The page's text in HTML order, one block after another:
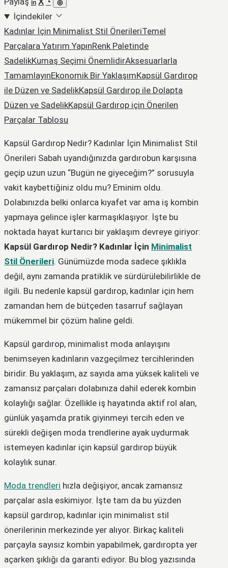
İçindekiler
Kadınlar İçin Minimalist Stil ÖnerileriTemel
Parçalara Yatırım YapınRenk Paletinde
SadelikKumaş Seçimi ÖnemlidirAksesuarlarla
TamamlayınEkonomik Bir YaklaşımKapsül Gardırop
ile Düzen ve SadelikKapsül Gardırop ile Dolapta
Düzen ve SadelikKapsül Gardırop için Önerilen
Parçalar Tablosu
Kapsül Gardırop Nedir? Kadınlar İçin Minimalist Stil
Önerileri Sabah uyandığınızda gardırobun karşısına
geçip uzun uzun “Bugün ne giyeceğim?” sorusuyla
vakit kaybettiğiniz oldu mu? Eminim oldu.
Dolabınızda belki onlarca kıyafet var ama iş kombin
yapmaya gelince işler karmaşıklaşıyor. İşte bu
noktada hayat kurtarıcı bir yaklaşım devreye giriyor:
Kapsül Gardırop Nedir? Kadınlar İçin Minimalist
Stil Önerileri. Günümüzde moda sadece şıklıkla
değil, aynı zamanda pratiklik ve sürdürülebilirlikle de
ilgili. Bu nedenle kapsül gardırop, kadınlar için hem
zamandan hem de bütçeden tasarruf sağlayan
mükemmel bir çözüm haline geldi.
Kapsül gardırop, minimalist moda anlayışını
benimseyen kadınların vazgeçilmez tercihlerinden
biridir. Bu yaklaşım, az sayıda ama yüksek kaliteli ve
zamansız parçaları dolabınıza dahil ederek kombin
kolaylığı sağlar. Özellikle iş hayatında aktif rol alan,
günlük yaşamda pratik giyinmeyi tercih eden ve
sürekli değişen moda trendlerine ayak uydurmak
istemeyen kadınlar için kapsül gardırop büyük
kolaylık sunar.
Moda trendleri hızla değişiyor, ancak zamansız
parçalar asla eskimiyor. İşte tam da bu yüzden
kapsül gardırop, kadınlar için minimalist stil
önerilerinin merkezinde yer alıyor. Birkaç kaliteli
parçayla sayısız kombin yapabilmek, gardıropta yer
açarken şıklığı da garanti ediyor. Bu blog yazısında